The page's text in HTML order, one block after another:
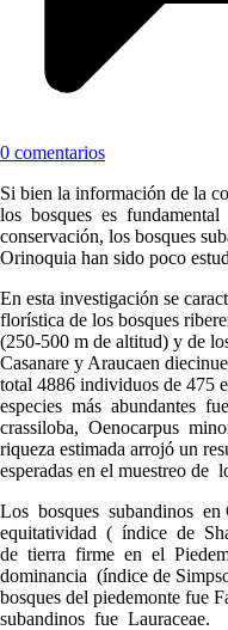
0 comentarios
Si bien la información de la
los bosques es
conservación, los bosques
Orinoquia han sido poco
En esta investigación se
florística de los bosques
(250-500 m de altitud) y de
Casanare y Araucaen
total 4886 individuos de 475
especies más abundantes
crassiloba, Oenocarpus
riqueza estimada arrojó un
esperadas en el muestreo de
Los bosques subandinos
equitatividad ( índice de
de tierra firme en el
dominancia (índice de
bosques del piedemonte fue
subandinos fue Lauraceae.